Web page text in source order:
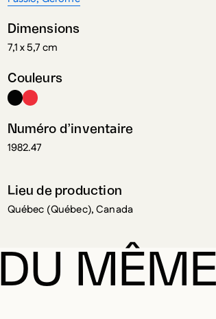
Dimensions
7,1 x 5,7 cm
Couleurs
Numéro d’inventaire
1982.47
Lieu de production
Québec (Québec), Canada
DU